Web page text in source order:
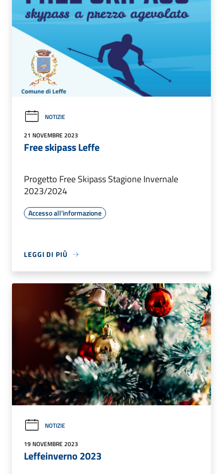
NOTIZIE
21 NOVEMBRE 2023
Free skipass Leffe
Progetto Free Skipass Stagione Invernale
2023/2024
Accesso all'informazione
LEGGI DI PIÙ
NOTIZIE
19 NOVEMBRE 2023
Leffeinverno 2023